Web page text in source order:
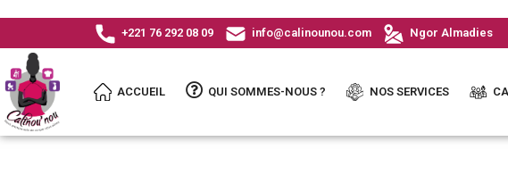
+221 76 292 08 09 info@calinounou.com Ngor Almadies
ACCUEIL QUI SOMMES-NOUS ? NOS SERVICES